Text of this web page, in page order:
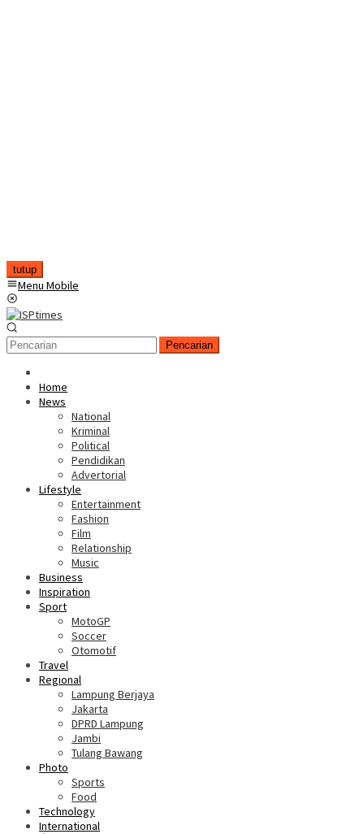
tutup
Menu Mobile
Pencarian
Home
News
National
Kriminal
Political
Pendidikan
Advertorial
Lifestyle
Entertainment
Fashion
Film
Relationship
Music
Business
Inspiration
Sport
MotoGP
Soccer
Otomotif
Travel
Regional
Lampung Berjaya
Jakarta
DPRD Lampung
Jambi
Tulang Bawang
Photo
Sports
Food
Technology
International